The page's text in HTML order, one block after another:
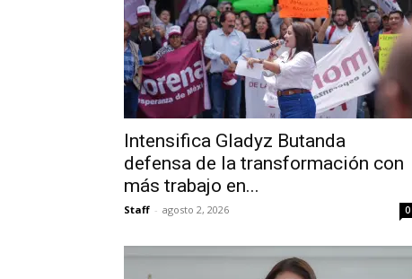
Intensifica Gladyz Butanda
defensa de la transformación con
más trabajo en...
Staff - agosto 2, 2026 0